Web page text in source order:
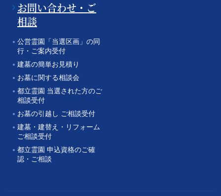
お問い合わせ・ご
相談
公営霊園「当選区画」の同
行・ご案内受付
建墓の簡単お見積り
お墓に関する相談会
都立霊園 当選された方のご
相談受付
お墓の引越し ご相談受付
建墓・建替え・リフォーム
ご相談受付
都立霊園 申込資格のご確
認・ご相談